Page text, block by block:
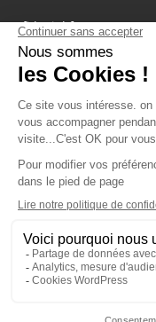
fiducial.fr
lyoncapitale.fr
olympique-et-
L'application
Les cookies
Gestion des cookies
Crédit